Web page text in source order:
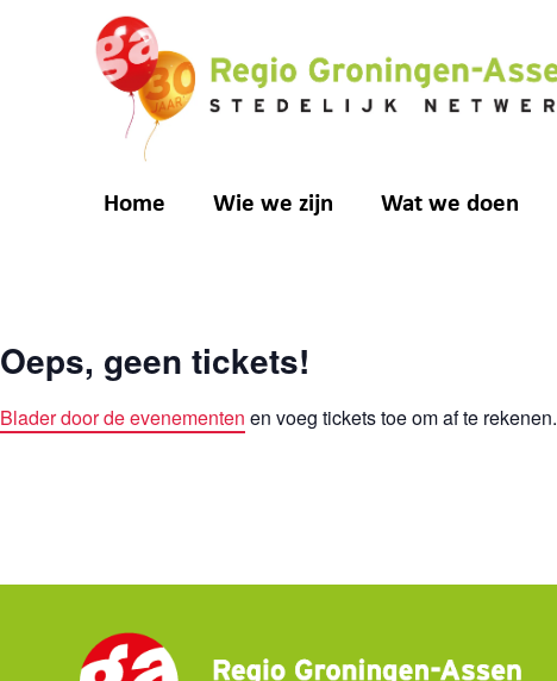
Home Wie we zijn Wat we doen
Oeps, geen tickets!
Blader door de evenementen en voeg tickets toe om af te rekenen.